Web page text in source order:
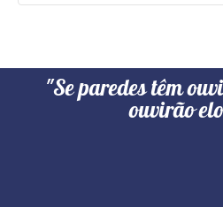
"Se paredes têm
ouvirão